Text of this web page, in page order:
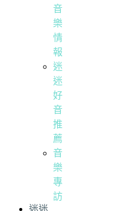
音
樂
情
報
迷
迷
好
音
推
薦
音
樂
專
訪
迷迷